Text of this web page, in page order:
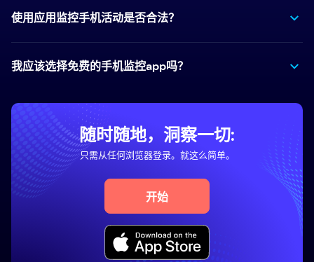
使用应用监控手机活动是否合法？
我应该选择免费的手机监控app吗？
随时随地，洞察一切:
只需从任何浏览器登录。就这么简单。
开始